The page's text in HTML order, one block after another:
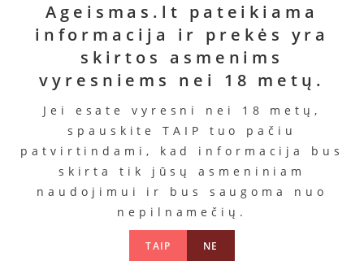
Ageismas.lt pateikiama
informacija ir prekės yra
skirtos asmenims
vyresniems nei 18 metų.
Jei esate vyresni nei 18 metų,
spauskite TAIP tuo pačiu
patvirtindami, kad informacija bus
skirta tik jūsų asmeniniam
naudojimui ir bus saugoma nuo
nepilnamečių.
TAIP NE